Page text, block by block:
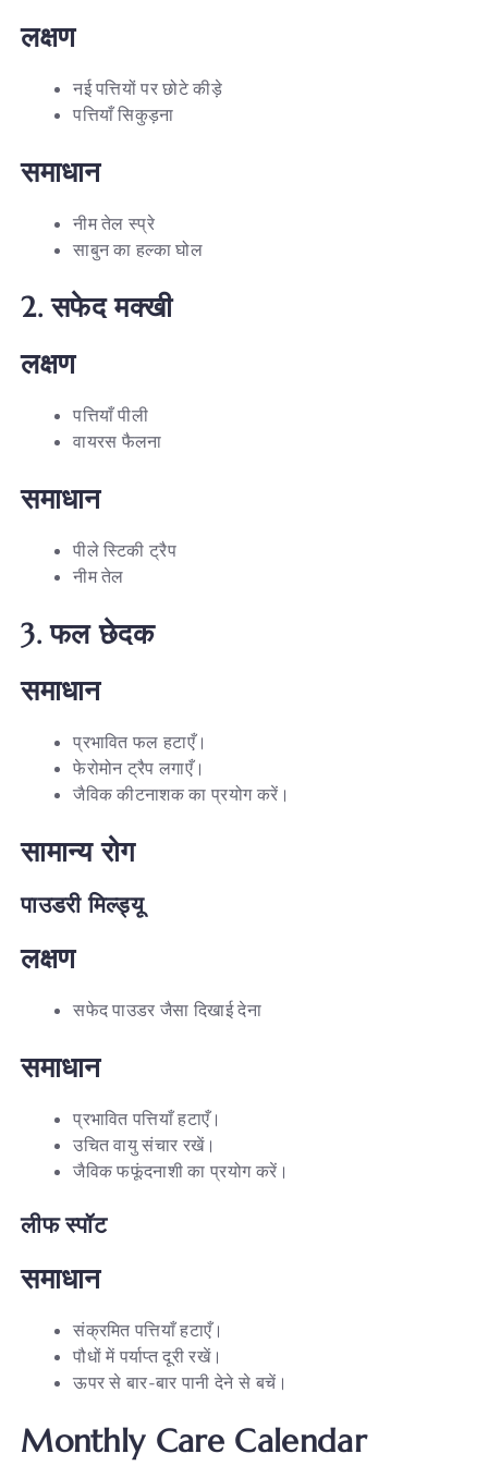
लक्षण
नई पत्तियों पर छोटे कीड़े
पत्तियाँ सिकुड़ना
समाधान
नीम तेल स्प्रे
साबुन का हल्का घोल
2.सफेदमक्खी
लक्षण
पत्तियाँ पीली
वायरस फैलना
समाधान
पीले स्टिकी ट्रैप
नीम तेल
3.फलछेदक
समाधान
प्रभावित फल हटाएँ।
फेरोमोन ट्रैप लगाएँ।
जैविक कीटनाशक का प्रयोग करें।
सामान्यरोग
पाउडरीमिल्ड्यू
लक्षण
सफेद पाउडर जैसा दिखाई देना
समाधान
प्रभावित पत्तियाँ हटाएँ।
उचित वायु संचार रखें।
जैविक फफूंदनाशी का प्रयोग करें।
लीफस्पॉट
समाधान
संक्रमित पत्तियाँ हटाएँ।
पौधों में पर्याप्त दूरी रखें।
ऊपर से बार-बार पानी देने से बचें।
Monthly Care Calendar